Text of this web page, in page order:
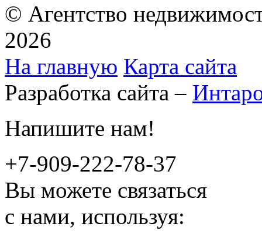
© Агентство
2026
На главную Карта сайта
Разработка сайта –
Напишите нам!
+7-909-222-78-37
Вы можете связаться
с нами, используя: